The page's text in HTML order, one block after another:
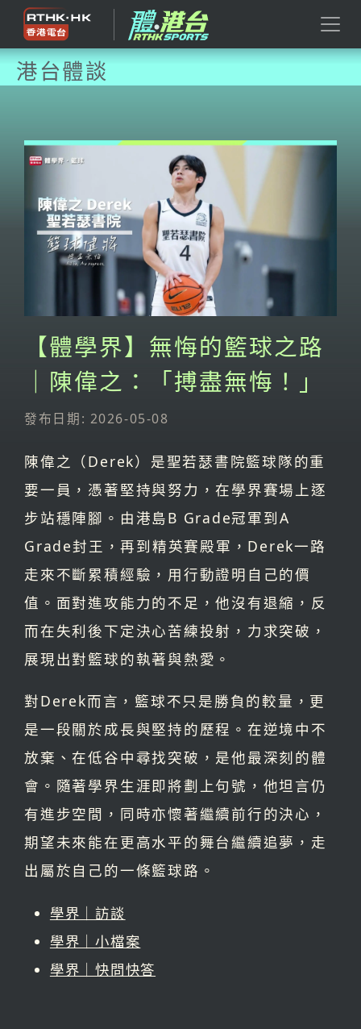
港台體談
【體學界】無悔的籃球之路
｜陳偉之：「搏盡無悔！」
發布日期: 2026-05-08
陳偉之（Derek）是聖若瑟書院籃球隊的重
要一員，憑著堅持與努力，在學界賽場上逐
步站穩陣腳。由港島B Grade冠軍到A
Grade封王，再到精英賽殿軍，Derek一路
走來不斷累積經驗，用行動證明自己的價
值。面對進攻能力的不足，他沒有退縮，反
而在失利後下定決心苦練投射，力求突破，
展現出對籃球的執著與熱愛。
對Derek而言，籃球不只是勝負的較量，更
是一段關於成長與堅持的歷程。在逆境中不
放棄、在低谷中尋找突破，是他最深刻的體
會。隨著學界生涯即將劃上句號，他坦言仍
有進步空間，同時亦懷著繼續前行的決心，
期望未來能在更高水平的舞台繼續追夢，走
出屬於自己的一條籃球路。
學界｜訪談
學界｜小檔案
學界｜快問快答